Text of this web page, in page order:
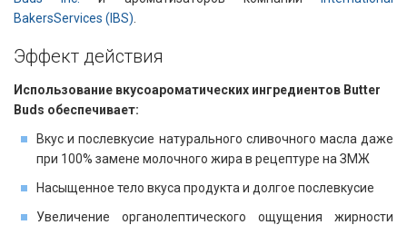
BakersServices (IBS)
Эффект действия​​
Использование вкусоароматических ингредиентов Butter
Buds обеспечивает:
Вкус и послевкусие натурального сливочного масла даже
при 100% замене молочного жира в рецептуре на ЗМЖ
Насыщенное тело вкуса продукта и долгое послевкусие
Увеличение органолептического ощущения жирности